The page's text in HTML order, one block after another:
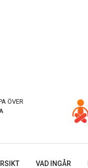
ÖVER
VAD INGÅR